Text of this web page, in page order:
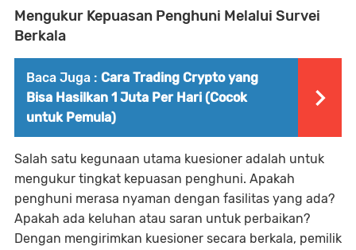
Mengukur Kepuasan Penghuni Melalui Survei
Berkala
Baca Juga : Cara Trading Crypto yang
Bisa Hasilkan 1 Juta Per Hari (Cocok
untuk Pemula)
Salah satu kegunaan utama kuesioner adalah untuk
mengukur tingkat kepuasan penghuni. Apakah
penghuni merasa nyaman dengan fasilitas yang ada?
Apakah ada keluhan atau saran untuk perbaikan?
Dengan mengirimkan kuesioner secara berkala, pemilik